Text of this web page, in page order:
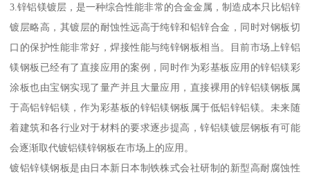
3.锌铝镁镀层，是一种综合性能非常的合金金属，制造成本只比铝锌
镀层略高，其镀层的耐蚀性远高于纯锌和铝锌合金，同时对钢板切
口的保护性能非常好，焊接性能与纯锌钢板相当。目前市场上锌铝
镁钢板已经有了直接应用的案例，同时作为彩基板应用的锌铝镁彩
涂板也由宝钢实现了量产并且大量应用，直接裸用的锌铝镁钢板属
于高铝锌铝镁，作为彩基板的锌铝镁钢板属于低铝锌铝镁。未来随
着建筑和各行业对于材料的要求逐步提高，锌铝镁镀层钢板有可能
会逐渐取代镀铝镁锌钢板在市场上的应用。
镀铝锌镁钢板是由日本新日本制铁株式会社研制的新型高耐腐蚀性